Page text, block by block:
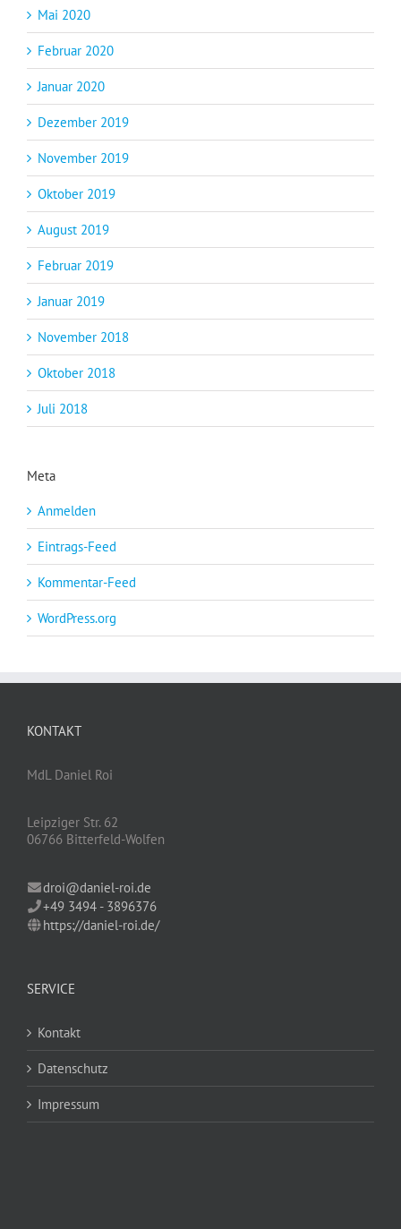
Mai 2020
Februar 2020
Januar 2020
Dezember 2019
November 2019
Oktober 2019
August 2019
Februar 2019
Januar 2019
November 2018
Oktober 2018
Juli 2018
Meta
Anmelden
Eintrags-Feed
Kommentar-Feed
WordPress.org
KONTAKT
MdL Daniel Roi
Leipziger Str. 62
06766 Bitterfeld-Wolfen
droi@daniel-roi.de
+49 3494 - 3896376
https://daniel-roi.de/
SERVICE
Kontakt
Datenschutz
Impressum